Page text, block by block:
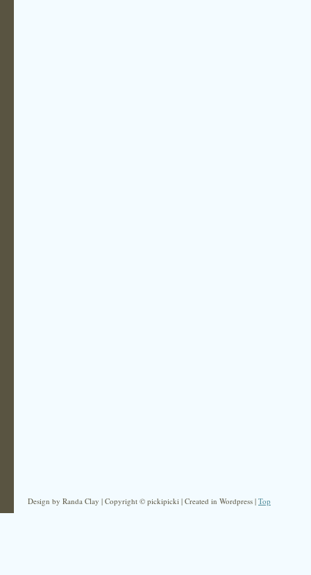
Design by Randa Clay | Copyright © pickipicki | Created in Wordpress | Top